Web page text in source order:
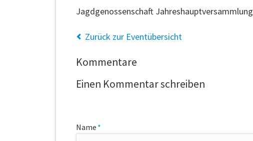
Jagdgenossenschaft Jahreshauptversammlung
Zurück zur Eventübersicht
Kommentare
Einen Kommentar schreiben
Pflichtfeld
Name *